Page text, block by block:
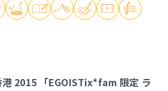
2015 「EGOISTix*fam 限定 ラ